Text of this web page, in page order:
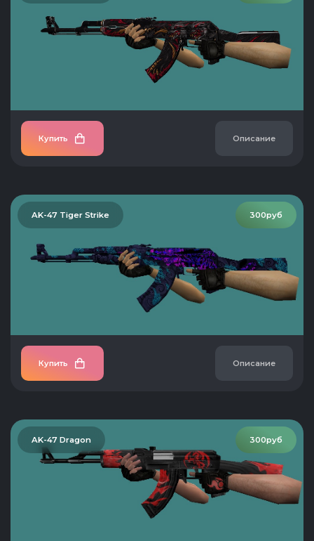
Купить Описание
300руб
AK-47 Tiger Strike
Купить Описание
300руб
AK-47 Dragon